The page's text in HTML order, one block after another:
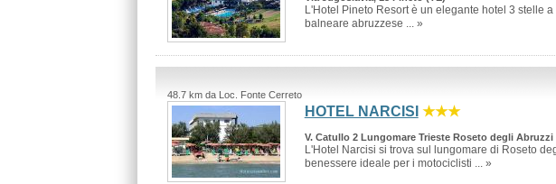
L'Hotel Pineto Resort è un elegante hotel 3 stelle
balneare abruzzese ... »
48.7 km da Loc. Fonte Cerreto
HOTEL NARCISI ★★★
V. Catullo 2 Lungomare Trieste Roseto degli Abruzzi
L'Hotel Narcisi si trova sul lungomare di Roseto
benessere ideale per i motociclisti ... »